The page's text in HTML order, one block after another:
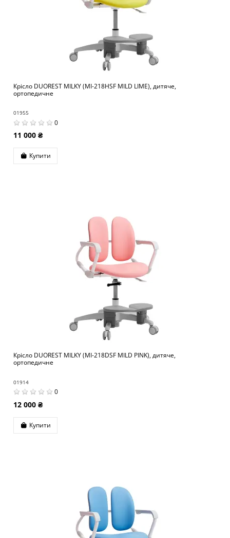
Крісло DUOREST MILKY (MI-218HSF MILD LIME), дитяче,
ортопедичне
01955
0
11 000 ₴
Купити
Крісло DUOREST MILKY (MI-218DSF MILD PINK), дитяче,
ортопедичне
01914
0
12 000 ₴
Купити